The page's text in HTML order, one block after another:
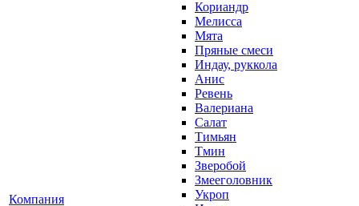
Компания
Кориандр
Мелисса
Мята
Пряные смеси
Индау, руккола
Анис
Ревень
Валериана
Салат
Тимьян
Тмин
Зверобой
Змееголовник
Укроп